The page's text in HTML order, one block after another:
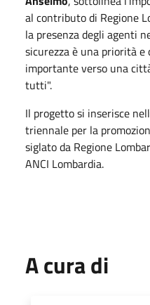
al contributo di Regione
la presenza degli agenti
sicurezza è una priorità
importante verso una
tutti".
Il progetto si inserisce
triennale per la
siglato da Regione
ANCI Lombardia.
A cura di